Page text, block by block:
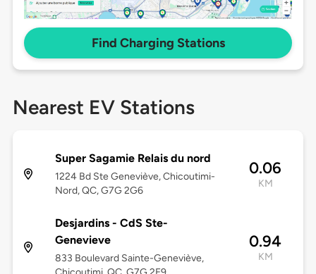
Find Charging Stations
Nearest EV Stations
Super Sagamie Relais du nord
1224 Bd Ste Geneviève, Chicoutimi-
Nord, QC, G7G 2G6
0.06
KM
Desjardins - CdS Ste-
Genevieve
833 Boulevard Sainte-Geneviève,
0.94
KM